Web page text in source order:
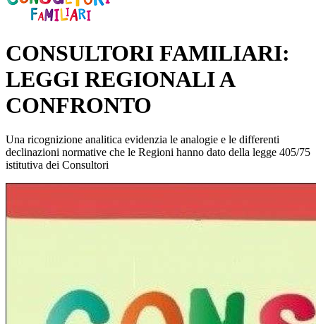
CONSULTORI FAMILIARI:
LEGGI REGIONALI A
CONFRONTO
Una ricognizione analitica evidenzia le analogie e le differenti
declinazioni normative che le Regioni hanno dato della legge 405/75
istitutiva dei Consultori